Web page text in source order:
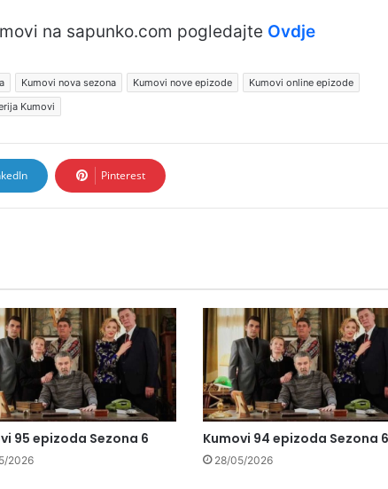
na sapunko.com pogledajte Ovdje
Kumovi nova sezona Kumovi nove epizode
Kumovi online epizode
Kumovi
Pinterest
95 epizoda Sezona 6
2026
Kumovi 94 epizoda Sezona 6
28/05/2026